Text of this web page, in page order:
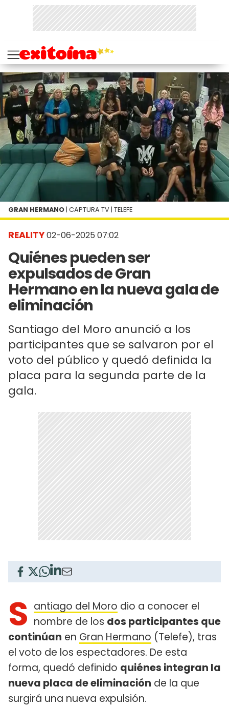
REALITY02-06-2025 07:02
Quiénes pueden ser
expulsados de Gran
Hermano en la nueva gala de
eliminación
Santiago del Moro anunció a los
participantes que se salvaron por el
voto del público y quedó definida la
placa para la segunda parte de la
gala.
GRAN HERMANO | CAPTURA TV | TELEFE
S antiago del Moro dio a conocer el
nombre de los dos participantes que
continúan en Gran Hermano (Telefe), tras
el voto de los espectadores. De esta
forma, quedó definido quiénes integran la
nueva placa de eliminación de la que
surgirá una nueva expulsión.